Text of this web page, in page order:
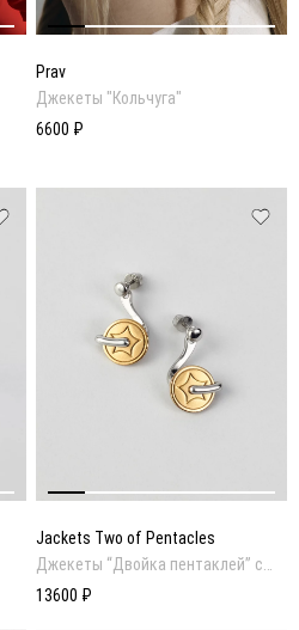
Prav
Джекеты "Кольчуга"
6600 ₽
Jackets Two of Pentacles
Джекеты “Двойка пентаклей” с
подвижной деталью — монетой
13600 ₽